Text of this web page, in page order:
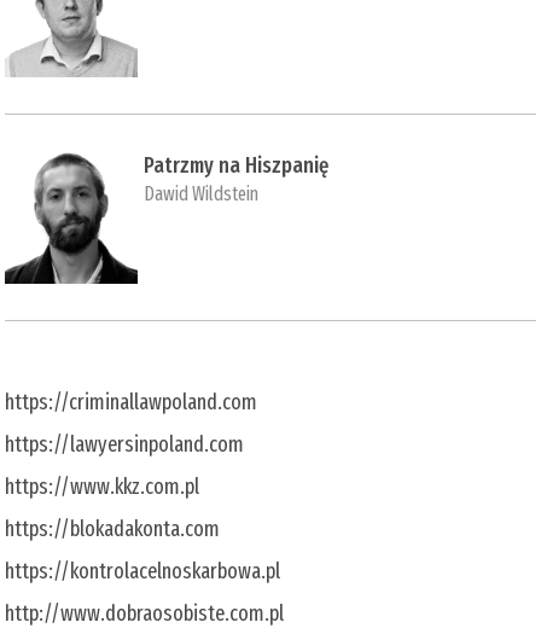
Patrzmy na Hiszpanię
Dawid Wildstein
https://criminallawpoland.com
https://lawyersinpoland.com
https://www.kkz.com.pl
https://blokadakonta.com
https://kontrolacelnoskarbowa.pl
http://www.dobraosobiste.com.pl